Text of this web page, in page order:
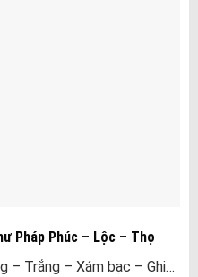
Pháp Phúc – Lộc – Thọ
– Trắng – Xám bạc – Ghi…